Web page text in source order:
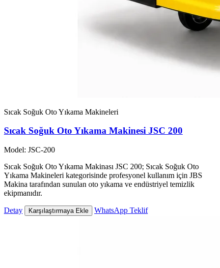
Sıcak Soğuk Oto Yıkama Makineleri
Sıcak Soğuk Oto Yıkama Makinesi JSC 200
Model: JSC-200
Sıcak Soğuk Oto Yıkama Makinası JSC 200; Sıcak Soğuk Oto
Yıkama Makineleri kategorisinde profesyonel kullanım için JBS
Makina tarafından sunulan oto yıkama ve endüstriyel temizlik
ekipmanıdır.
Detay Karşılaştırmaya Ekle WhatsApp Teklif